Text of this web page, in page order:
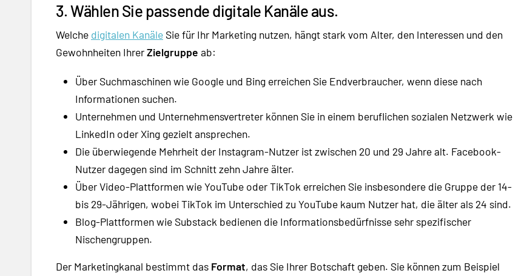
3. Wählen Sie passende digitale Kanäle aus.
Welche digitalen Kanäle Sie für Ihr Marketing nutzen, hängt stark vom Alter, den Interessen und den
Gewohnheiten IhrerZielgruppe ab:
Über Suchmaschinen wie Google und Bing erreichen Sie Endverbraucher, wenn diese nach
Informationen suchen.
Unternehmen und Unternehmensvertreter können Sie in einem beruflichen sozialen Netzwerk wie
LinkedIn oder Xing gezielt ansprechen.
Die überwiegende Mehrheit der Instagram-Nutzer ist zwischen 20 und 29 Jahre alt. Facebook-
Nutzer dagegen sind im Schnitt zehn Jahre älter.
Über Video-Plattformen wie YouTube oder TikTok erreichen Sie insbesondere die Gruppe der 14-
bis 29-Jährigen, wobei TikTok im Unterschied zu YouTube kaum Nutzer hat, die älter als 24 sind.
Blog-Plattformen wie Substack bedienen die Informationsbedürfnisse sehr spezifischer
Nischengruppen.
Der Marketingkanal bestimmt das Format, das Sie Ihrer Botschaft geben. Sie können zum Beispiel